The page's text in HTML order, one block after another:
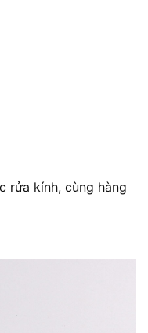
rửa kính, cùng hàng